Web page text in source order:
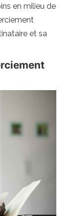
en milieu de
et sa